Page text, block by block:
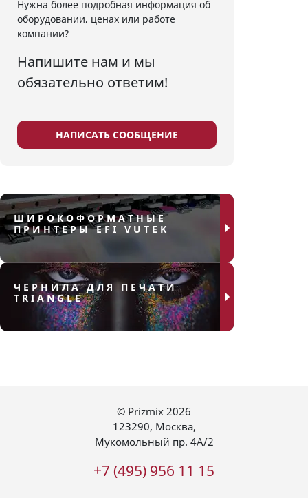
Нужна более подробная информация об
оборудовании, ценах или работе
компании?
Напишите нам и мы
обязательно ответим!
НАПИСАТЬ СООБЩЕНИЕ
ШИРОКОФОРМАТНЫЕ
ПРИНТЕРЫ EFI VUTEK
ЧЕРНИЛА ДЛЯ ПЕЧАТИ
TRIANGLE
© Prizmix 2026
123290, Москва,
Мукомольный пр. 4А/2
+7 (495) 956 11 15